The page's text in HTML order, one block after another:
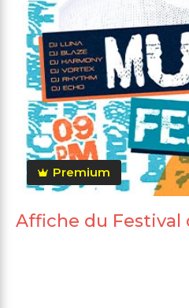
Premium
Affiche du Festival